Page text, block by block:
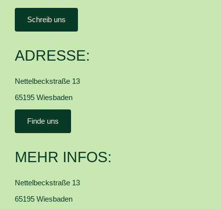
Schreib uns
ADRESSE:
Nettelbeckstraße 13
65195 Wiesbaden
Finde uns
MEHR INFOS:
Nettelbeckstraße 13
65195 Wiesbaden